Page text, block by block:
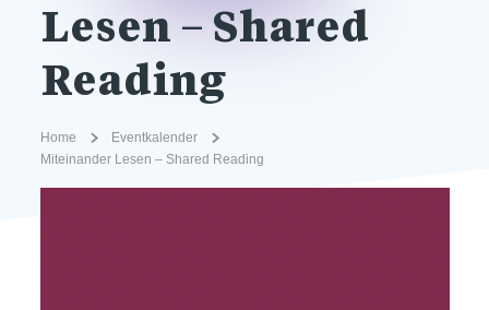
Lesen – Shared
Reading
Home
Eventkalender
Miteinander Lesen – Shared Reading